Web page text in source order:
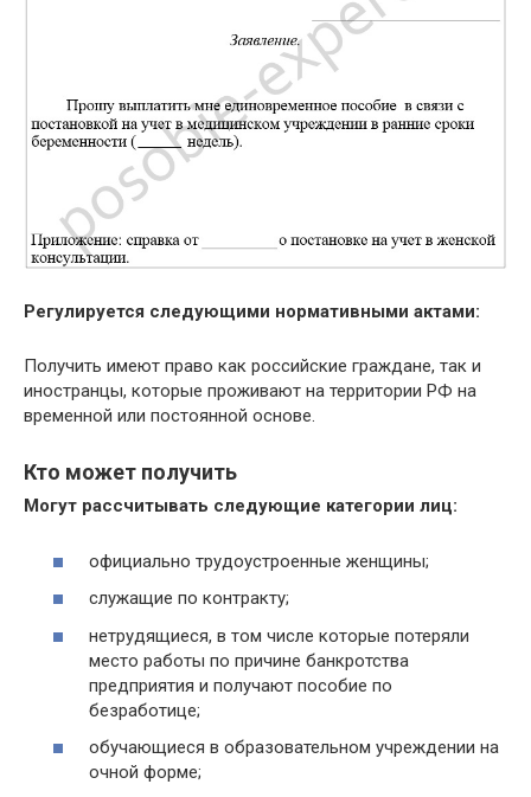
Регулируется следующими нормативными актами:
Получить имеют право как российские граждане, так и
иностранцы, которые проживают на территории РФ на
временной или постоянной основе.
Кто может получить
Могут рассчитывать следующие категории лиц:
официально трудоустроенные женщины;
служащие по контракту;
нетрудящиеся, в том числе которые потеряли
место работы по причине банкротства
предприятия и получают пособие по
безработице;
обучающиеся в образовательном учреждении на
очной форме;